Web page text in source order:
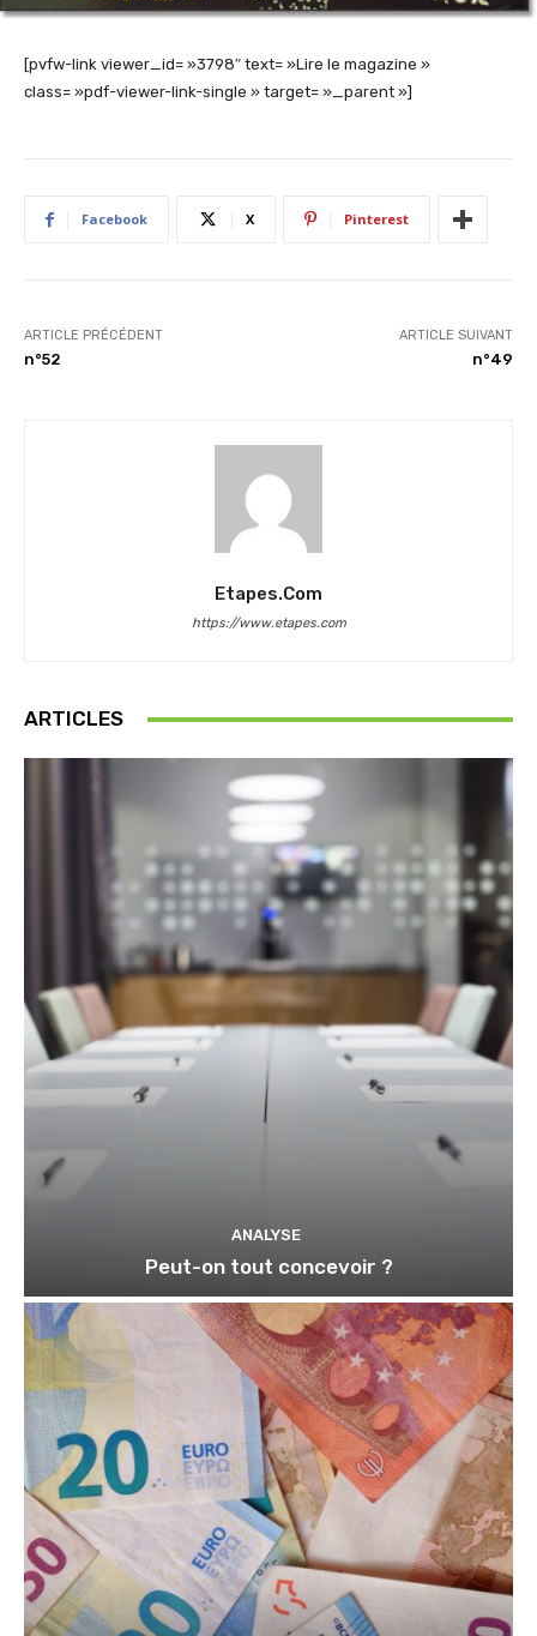
[pvfw-link viewer_id= »3798″ text= »Lire le magazine »
class= »pdf-viewer-link-single » target= »_parent »]
Facebook X Pinterest
ARTICLE PRÉCÉDENT
n°52
ARTICLE SUIVANT
n°49
Etapes.com
https://www.etapes.com
ARTICLES
ANALYSE
Peut-on tout concevoir ?